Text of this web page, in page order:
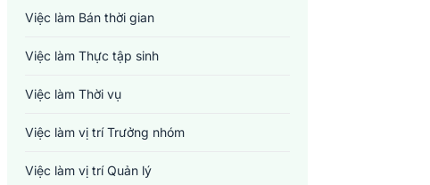
Việc làm Bán thời gian
Việc làm Thực tập sinh
Việc làm Thời vụ
Việc làm vị trí Trưởng nhóm
Việc làm vị trí Quản lý